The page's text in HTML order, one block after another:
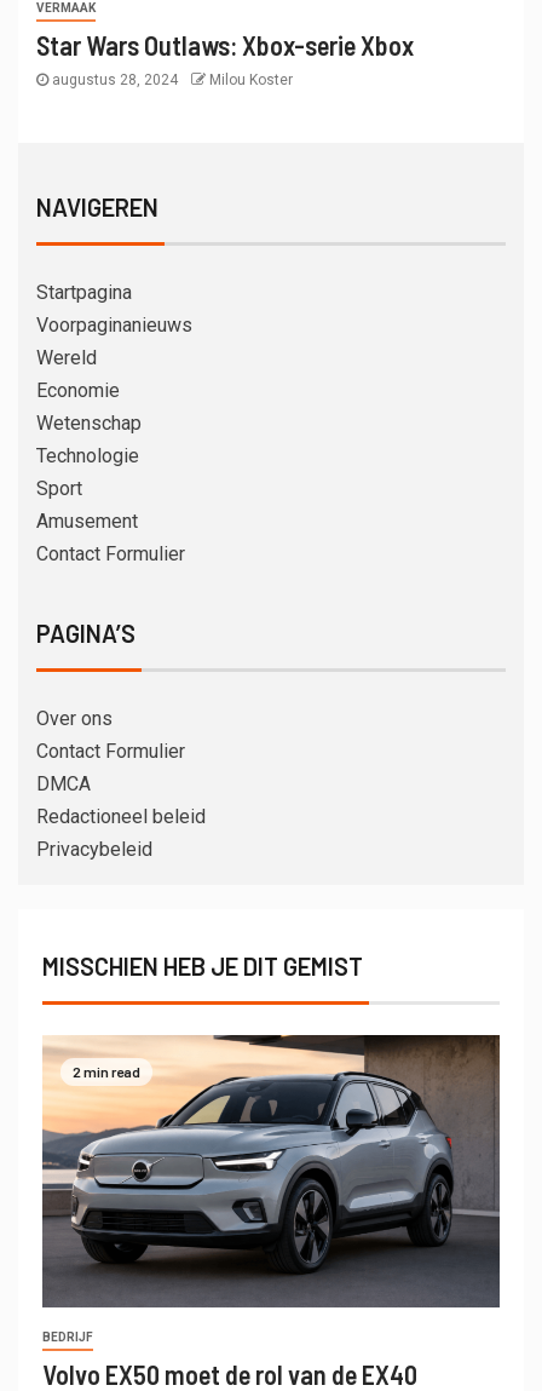
VERMAAK
Star Wars Outlaws: Xbox-serie Xbox
augustus 28, 2024 Milou Koster
NAVIGEREN
Startpagina
Voorpaginanieuws
Wereld
Economie
Wetenschap
Technologie
Sport
Amusement
Contact Formulier
PAGINA’S
Over ons
Contact Formulier
DMCA
Redactioneel beleid
Privacybeleid
MISSCHIEN HEB JE DIT GEMIST
2 min read
BEDRIJF
Volvo EX50 moet de rol van de EX40